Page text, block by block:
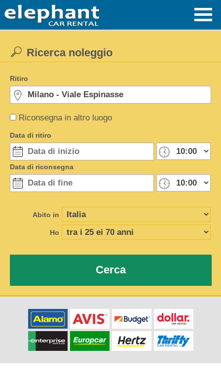
Riconsegna in altro luogo
Ricerca noleggio
Ritiro
Data di ritiro
Data di riconsegna
Abito in
Ho
Cerca